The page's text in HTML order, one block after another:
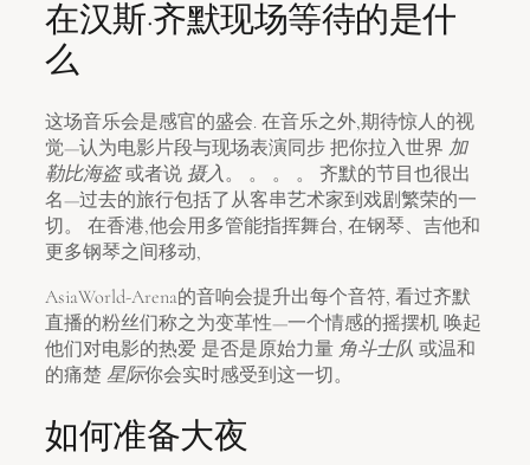
在汉斯·齐默现场等待的是什
么
这场音乐会是感官的盛会. 在音乐之外,期待惊人的视
觉—认为电影片段与现场表演同步 把你拉入世界 加
勒比海盗或者说 摄入。 。 。 。 齐默的节目也很出
名—过去的旅行包括了从客串艺术家到戏剧繁荣的一
切。 在香港,他会用多管能指挥舞台, 在钢琴、吉他和
更多钢琴之间移动,
AsiaWorld-Arena的音响会提升出每个音符, 看过齐默
直播的粉丝们称之为变革性—一个情感的摇摆机 唤起
他们对电影的热爱 是否是原始力量 角斗士队 或温和
的痛楚 星际你会实时感受到这一切。
如何准备大夜